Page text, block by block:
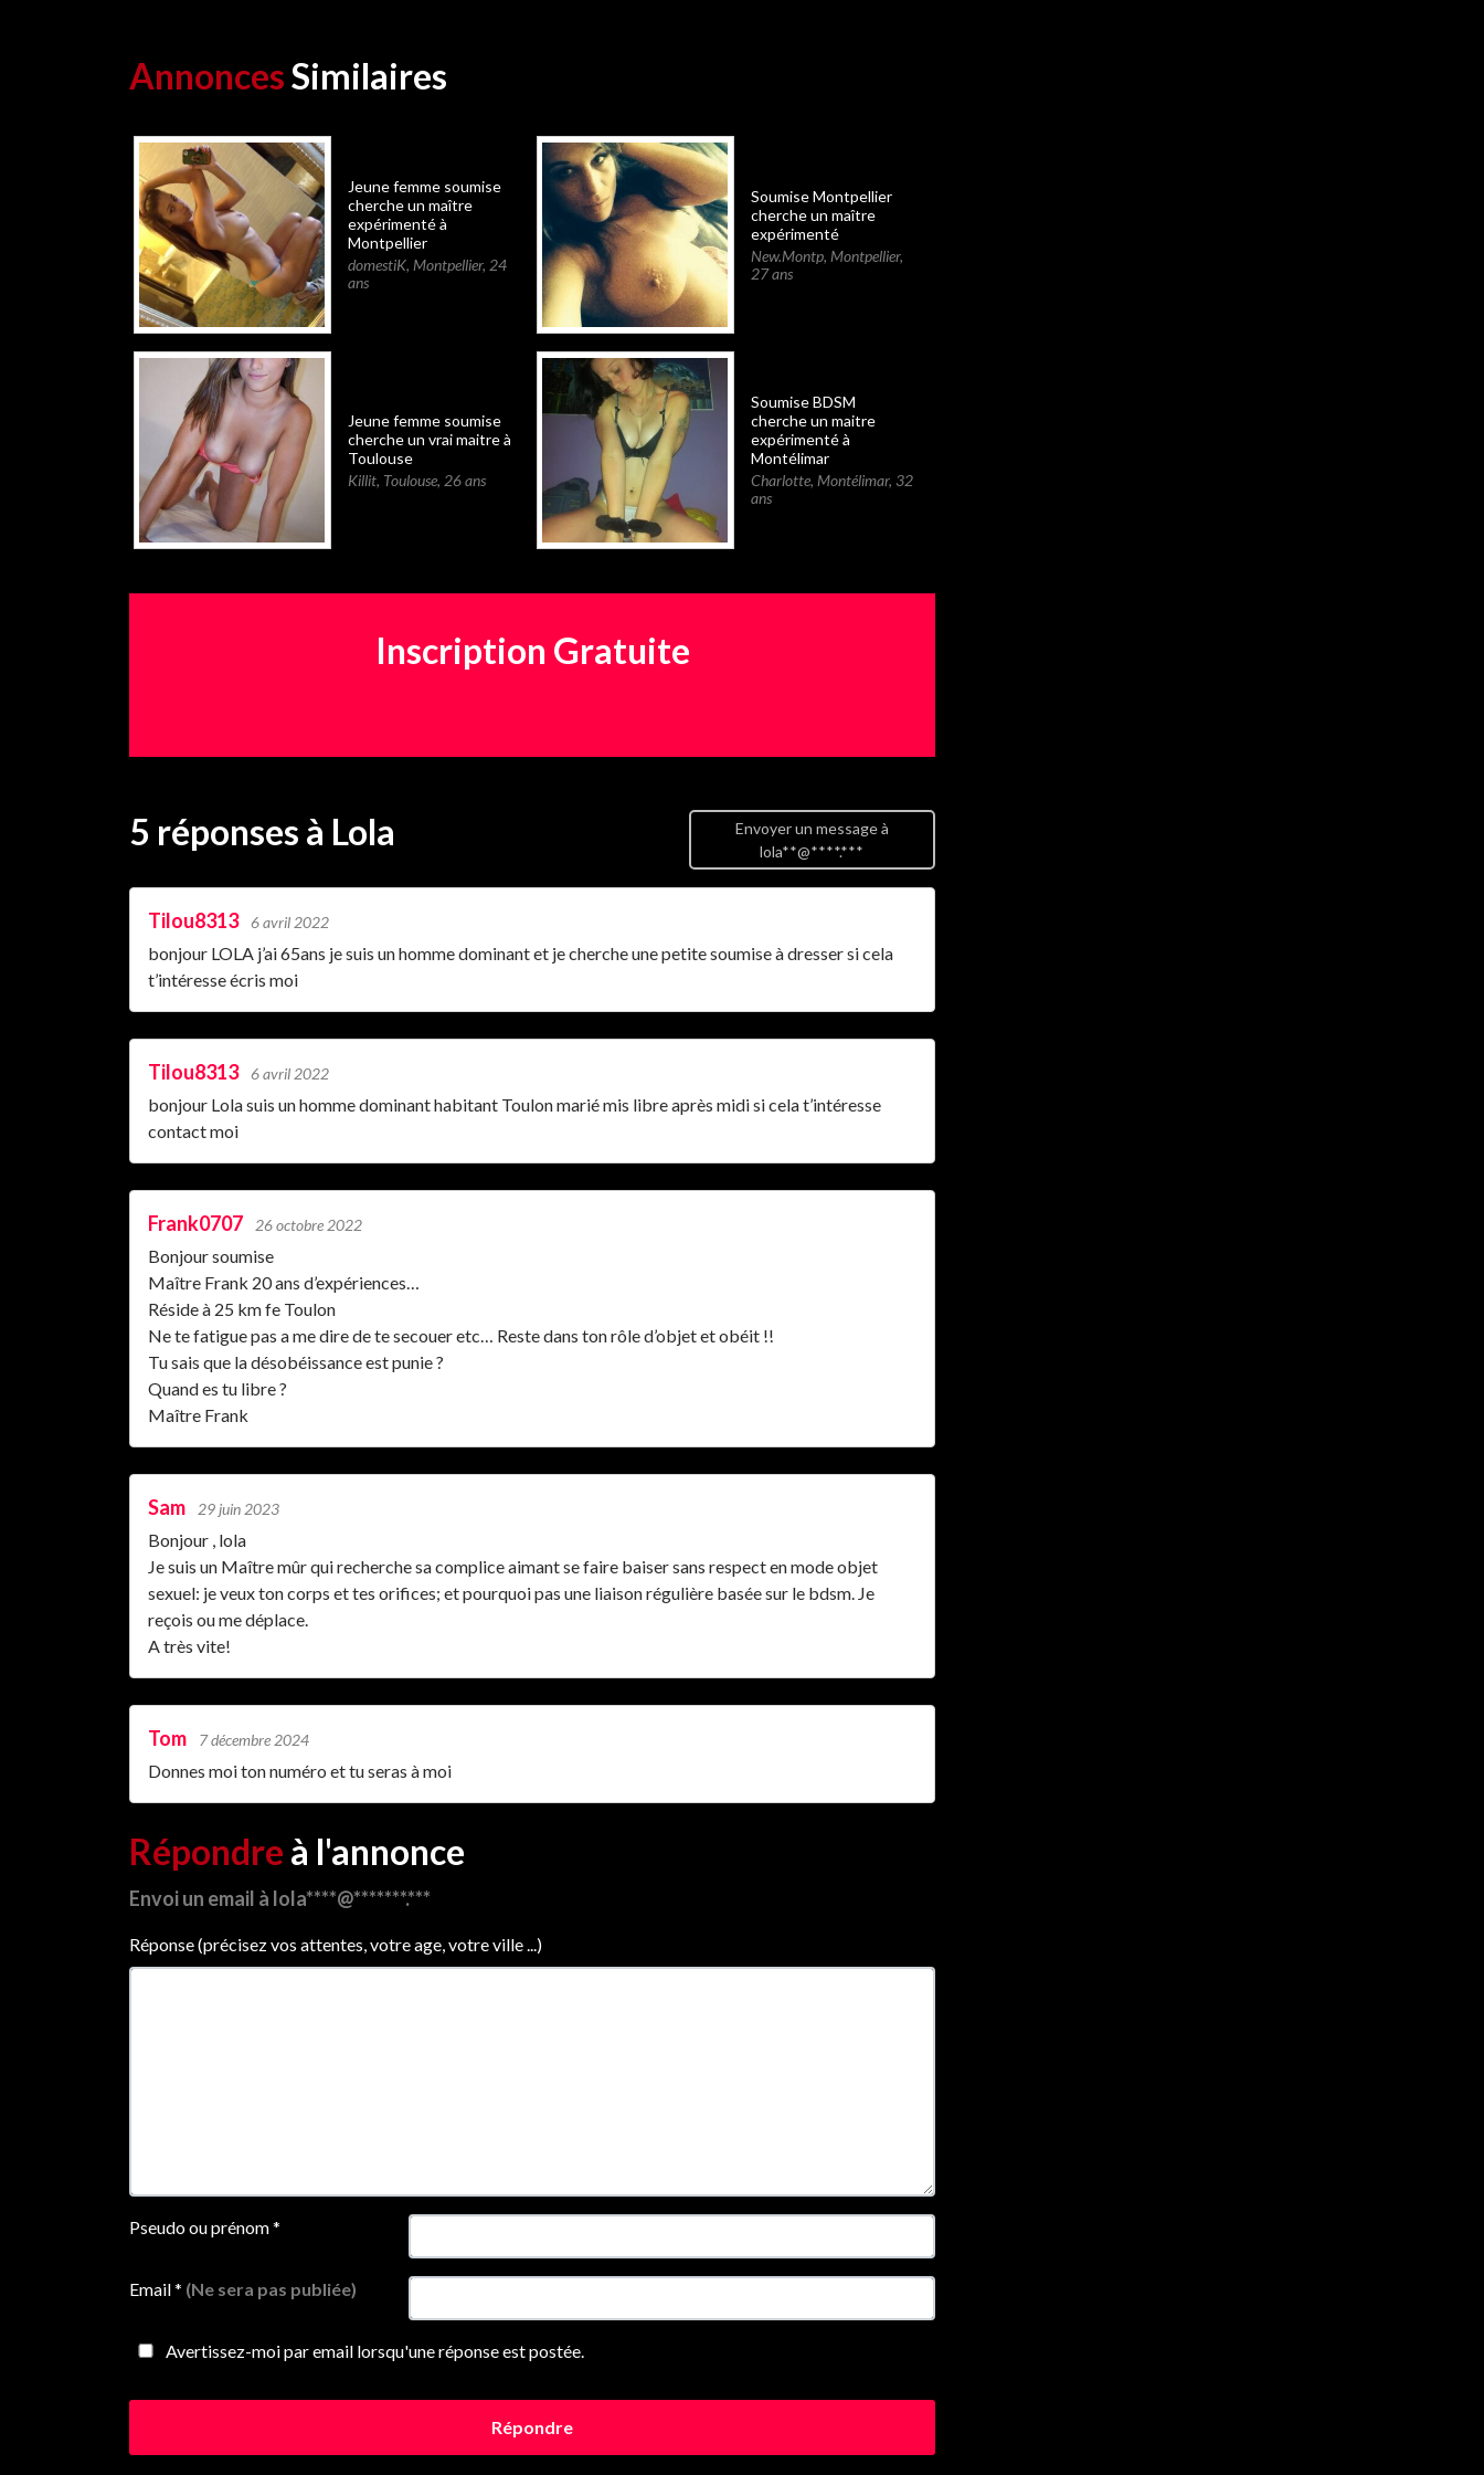
AnnoncesSimilaires
Jeune femme soumise
cherche un maître
expérimenté à
Montpellier
domestiK, Montpellier, 24
ans
Soumise Montpellier
cherche un maître
expérimenté
New.Montp, Montpellier,
27 ans
Jeune femme soumise
cherche un vrai maitre à
Toulouse
Killit, Toulouse, 26 ans
Soumise BDSM
cherche un maitre
expérimenté à
Montélimar
Charlotte, Montélimar, 32
ans
Inscription Gratuite
5 réponses à Lola
Envoyer un message à
lola**@****.***
Tilou8313 6 avril 2022
bonjour LOLA j’ai 65ans je suis un homme dominant et je cherche une petite soumise à dresser si cela
t’intéresse écris moi
Tilou8313 6 avril 2022
bonjour Lola suis un homme dominant habitant Toulon marié mis libre après midi si cela t’intéresse
contact moi
Frank0707 26 octobre 2022
Bonjour soumise
Maître Frank 20 ans d’expériences…
Réside à 25 km fe Toulon
Ne te fatigue pas a me dire de te secouer etc… Reste dans ton rôle d’objet et obéit !!
Tu sais que la désobéissance est punie ?
Quand es tu libre ?
Maître Frank
Sam 29 juin 2023
Bonjour , lola
Je suis un Maître mûr qui recherche sa complice aimant se faire baiser sans respect en mode objet
sexuel: je veux ton corps et tes orifices; et pourquoi pas une liaison régulière basée sur le bdsm. Je
reçois ou me déplace.
A très vite!
Tom 7 décembre 2024
Donnes moi ton numéro et tu seras à moi
Répondre à l'annonce
Envoi un email à lola****@*******.***
Réponse (précisez vos attentes, votre age, votre ville ...)
Pseudo ou prénom*
Email* (Ne sera pas publiée)
Avertissez-moi par email lorsqu'une réponse est postée.
Répondre